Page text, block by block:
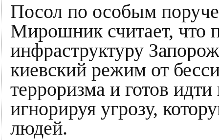
Посол по особым
Мирошник считает, что
инфраструктуру
киевский режим от
терроризма и готов
игнорируя угрозу,
людей.